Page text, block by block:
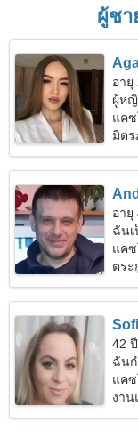
ผู้ช
อายุ
ผู้หญิ
แคซ
มิต
อายุ
ฉันเ
แคซ
ตระ
Sofi
42
ฉันก
แคซ
งาน